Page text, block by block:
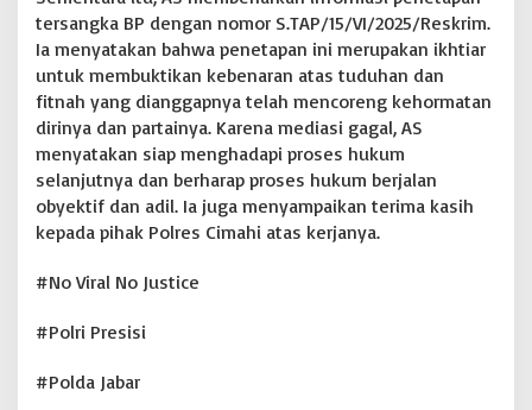
tersangka BP dengan nomor S.TAP/15/VI/2025/Reskrim.
Ia menyatakan bahwa penetapan ini merupakan ikhtiar
untuk membuktikan kebenaran atas tuduhan dan
fitnah yang dianggapnya telah mencoreng kehormatan
dirinya dan partainya. Karena mediasi gagal, AS
menyatakan siap menghadapi proses hukum
selanjutnya dan berharap proses hukum berjalan
obyektif dan adil. Ia juga menyampaikan terima kasih
kepada pihak Polres Cimahi atas kerjanya.
#No Viral No Justice
#Polri Presisi
#Polda Jabar